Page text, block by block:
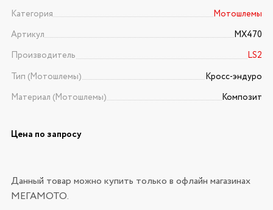
Категория
Мотошлемы
Артикул
MX470
Производитель
LS2
Тип (Мотошлемы)
Кросс-эндуро
Материал (Мотошлемы)
Композит
Цена по запросу
Данный товар можно купить только в офлайн магазинах
МЕГАМОТО.